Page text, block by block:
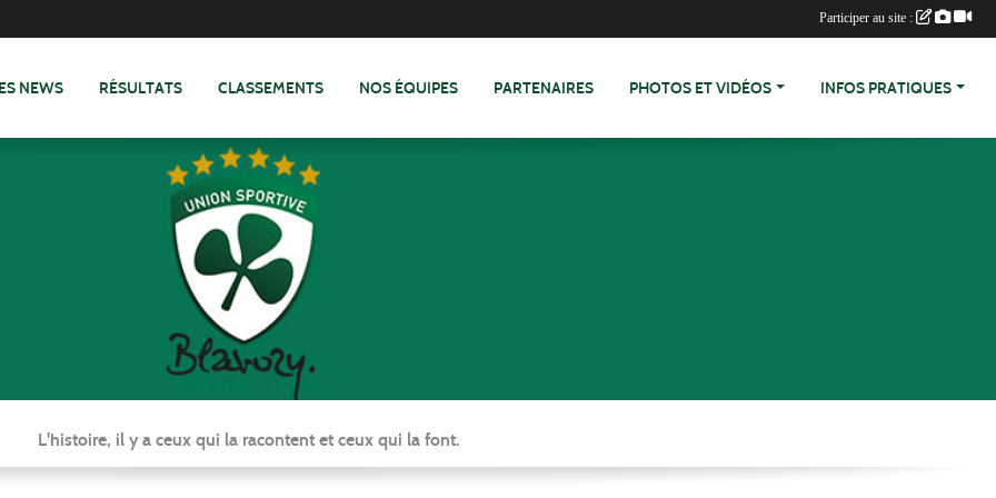
NEWS RÉSULTATS CLASSEMENTS NOS ÉQUIPES PARTENAIRES PHOTOS ET VIDÉOS INFOS PRATIQUES
L'histoire, il y a ceux qui la racontent et ceux qui la font.
Participer au site :